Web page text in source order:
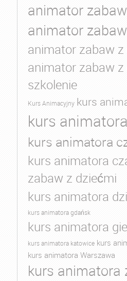
animator
animator
animator zabaw
animator zabaw
szkolenie
Kurs Animacyjny kurs
kurs animatora
kurs animatora
kurs animatora
zabaw z dziećmi
kurs animatora
kurs animatora gdańsk
kurs animatora
kurs animatora katowice kurs
kurs animatora Warszawa
kurs animatora